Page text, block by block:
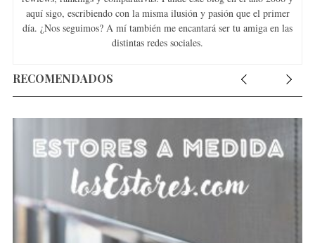
aquí sigo, escribiendo con la misma ilusión y pasión que el primer
día. ¿Nos seguimos? A mí también me encantará ser tu amiga en las
distintas redes sociales.
RECOMENDADOS